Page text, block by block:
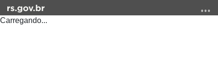
Carregando...